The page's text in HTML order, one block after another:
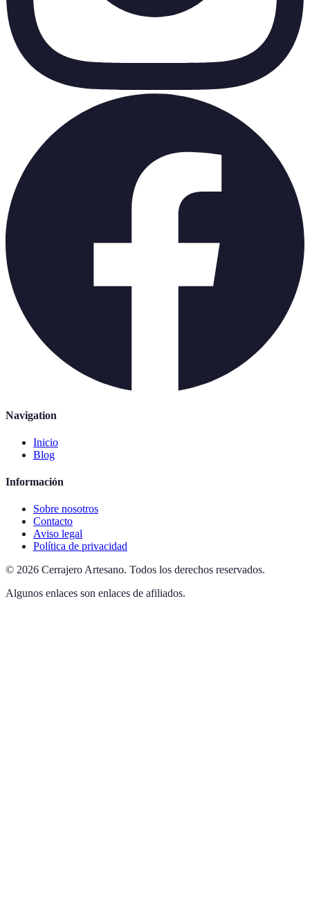
Navigation
Inicio
Blog
Información
Sobre nosotros
Contacto
Aviso legal
Política de privacidad
© 2026 Cerrajero Artesano. Todos los derechos reservados.
Algunos enlaces son enlaces de afiliados.